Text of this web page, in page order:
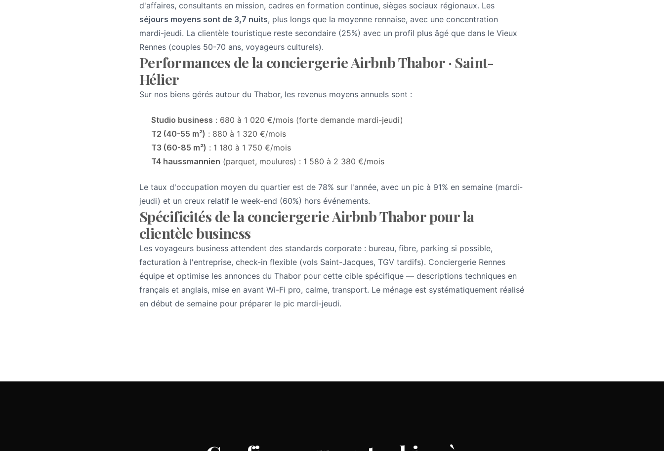
d'affaires, consultants en mission, cadres en formation continue, sièges sociaux régionaux. Les
séjours moyens sont de 3,7 nuits, plus longs que la moyenne rennaise, avec une concentration
mardi-jeudi. La clientèle touristique reste secondaire (25%) avec un profil plus âgé que dans le Vieux
Rennes (couples 50-70 ans, voyageurs culturels).
Performances de la conciergerie Airbnb Thabor · Saint-
Hélier
Sur nos biens gérés autour du Thabor, les revenus moyens annuels sont :
Studio business : 680 à 1 020 €/mois (forte demande mardi-jeudi)
T2 (40-55 m²) : 880 à 1 320 €/mois
T3 (60-85 m²) : 1 180 à 1 750 €/mois
T4 haussmannien (parquet, moulures) : 1 580 à 2 380 €/mois
Le taux d'occupation moyen du quartier est de 78% sur l'année, avec un pic à 91% en semaine (mardi-
jeudi) et un creux relatif le week-end (60%) hors événements.
Spécificités de la conciergerie Airbnb Thabor pour la
clientèle business
Les voyageurs business attendent des standards corporate : bureau, fibre, parking si possible,
facturation à l'entreprise, check-in flexible (vols Saint-Jacques, TGV tardifs). Conciergerie Rennes
équipe et optimise les annonces du Thabor pour cette cible spécifique — descriptions techniques en
français et anglais, mise en avant Wi-Fi pro, calme, transport. Le ménage est systématiquement réalisé
en début de semaine pour préparer le pic mardi-jeudi.